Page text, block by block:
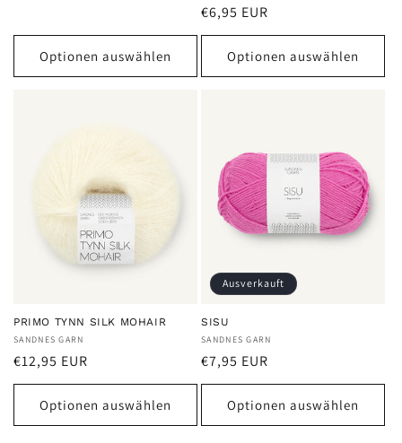
Optionen auswählen
Normaler
Preis
€6,95 EUR
Optionen auswählen
PRIMO TYNN SILK MOHAIR
Anbieter:
SANDNES GARN
Normaler
Preis
€12,95 EUR
Optionen auswählen
Ausverkauft
SISU
Anbieter:
SANDNES GARN
Normaler
Preis
€7,95 EUR
Optionen auswählen